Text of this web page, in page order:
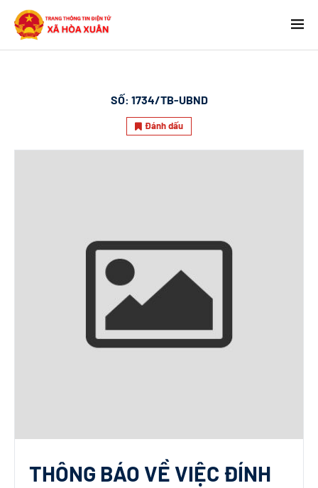
SỐ: 1734/TB-UBND
Đánh dấu
THÔNG BÁO VỀ VIỆC ĐÍNH